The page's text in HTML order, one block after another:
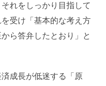
れをしっかり目指して
受け「基本的な考え方
ら答弁したとおり」と
成長が低迷する「原